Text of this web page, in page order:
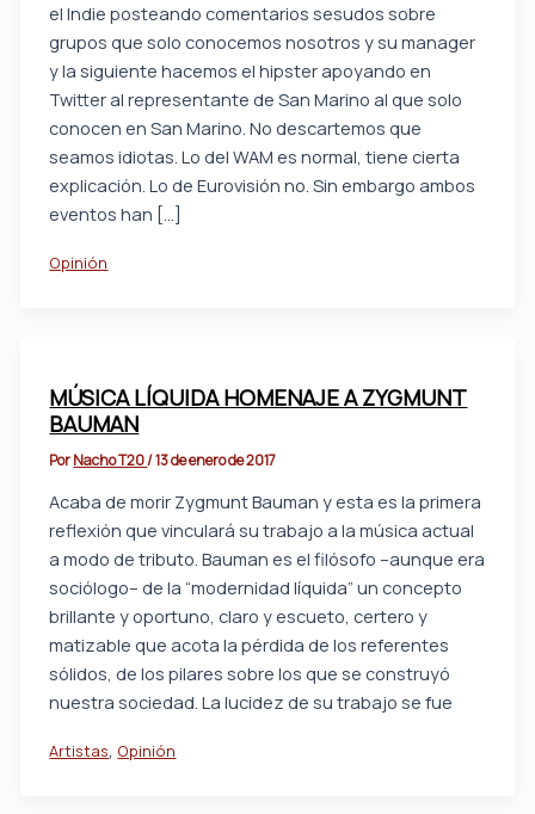
el Indie posteando comentarios sesudos sobre
grupos que solo conocemos nosotros y su manager
y la siguiente hacemos el hipster apoyando en
Twitter al representante de San Marino al que solo
conocen en San Marino. No descartemos que
seamos idiotas. Lo del WAM es normal, tiene cierta
explicación. Lo de Eurovisión no. Sin embargo ambos
eventos han […]
Opinión
MÚSICA LÍQUIDA HOMENAJE A ZYGMUNT
BAUMAN
PorNacho T20/13 de enero de 2017
Acaba de morir Zygmunt Bauman y esta es la primera
reflexión que vinculará su trabajo a la música actual
a modo de tributo. Bauman es el filósofo –aunque era
sociólogo– de la “modernidad líquida” un concepto
brillante y oportuno, claro y escueto, certero y
matizable que acota la pérdida de los referentes
sólidos, de los pilares sobre los que se construyó
nuestra sociedad. La lucidez de su trabajo se fue
Artistas, Opinión